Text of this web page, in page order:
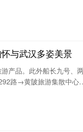
与武汉多姿美景
产品。此外船长九号、
路→黄陂旅游集散中